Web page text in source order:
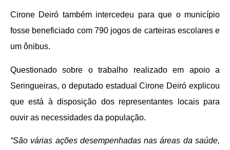
Cirone Deiró também intercedeu para que o município
fosse beneficiado com 790 jogos de carteiras escolares e
um ônibus.
Questionado sobre o trabalho realizado em apoio a
Seringueiras, o deputado estadual Cirone Deiró explicou
que está à disposição dos representantes locais para
ouvir as necessidades da população.
“São várias ações desempenhadas nas áreas da saúde,